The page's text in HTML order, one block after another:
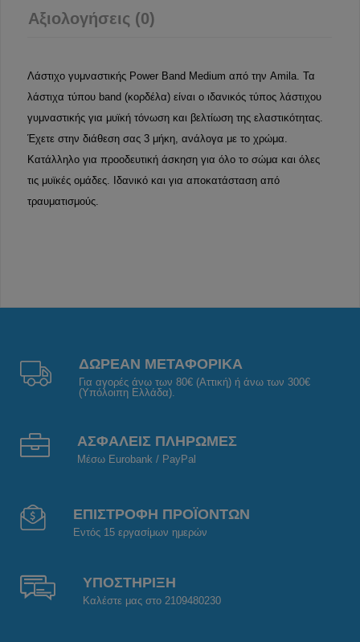
Αξιολογήσεις (0)
Λάστιχο γυμναστικής Power Band Medium από την Amila. Τα
λάστιχα τύπου band (κορδέλα) είναι ο ιδανικός τύπος λάστιχου
γυμναστικής για μυϊκή τόνωση και βελτίωση της ελαστικότητας.
Έχετε στην διάθεση σας 3 μήκη, ανάλογα με το χρώμα.
Κατάλληλο για προοδευτική άσκηση για όλο το σώμα και όλες
τις μυϊκές ομάδες. Ιδανικό και για αποκατάσταση από
τραυματισμούς.
ΔΩΡΕΑΝ ΜΕΤΑΦΟΡΙΚΑ
Για αγορές άνω των 80€ (Αττική) ή άνω των 300€
(Υπόλοιπη Ελλάδα).
ΑΣΦΑΛΕΙΣ ΠΛΗΡΩΜΕΣ
Μέσω Eurobank / PayPal
ΕΠΙΣΤΡΟΦΗ ΠΡΟΪΟΝΤΩΝ
Εντός 15 εργασίμων ημερών
ΥΠΟΣΤΗΡΙΞΗ
Καλέστε μας στο 2109480230